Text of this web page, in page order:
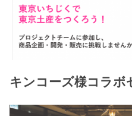
キンコーズ様コラボ